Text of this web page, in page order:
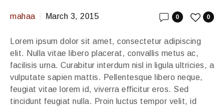
mahaa March 3, 2015 0
0
Lorem ipsum dolor sit amet, consectetur adipiscing
elit. Nulla vitae libero placerat, convallis metus ac,
facilisis urna. Curabitur interdum nisl in ligula ultricies, a
vulputate sapien mattis. Pellentesque libero neque,
feugiat vitae lorem id, viverra efficitur eros. Sed
tincidunt feugiat nulla. Proin luctus tempor velit, id